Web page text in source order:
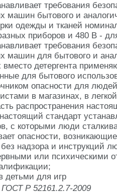
требования
машин бытового и
одежды и тканей
приборов и 480 В -
требования
машин для бытового и
детергента
для бытового
опасности для
в магазинах, в
распространения
стандарт
с которыми люди
опасности,
надзора и инструкций
или психическими
детьми для игр
ГОСТ Р 52161.2.7-2009